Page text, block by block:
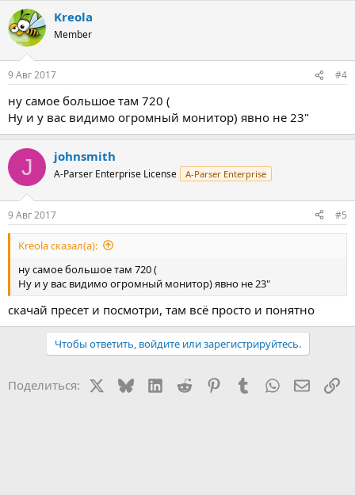
к
ц
и
Kreola
Member
9 Авг 2017 #4
ну самое большое там 720 (
Ну и у вас видимо огромный монитор) явно не 23"
J johnsmith
A-Parser Enterprise License A-Parser Enterprise
9 Авг 2017 #5
Kreola сказал(а):
ну самое большое там 720 (
Ну и у вас видимо огромный монитор) явно не 23"
скачай пресет и посмотри, там всё просто и понятно
Чтобы ответить, войдите или зарегистрируйтесь.
Поделиться: BlueskyLinkedIn
Reddit PinterestTumblr WhatsApp